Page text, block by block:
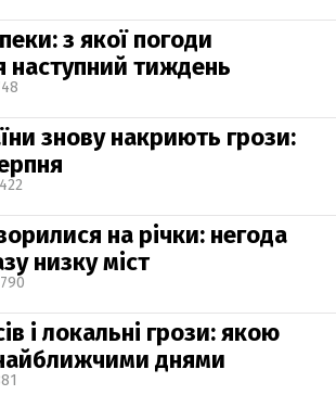
з якої погоди
наступний тиждень
знову накриють грози:
на річки: негода
низку міст
і локальні грози: якою
днями